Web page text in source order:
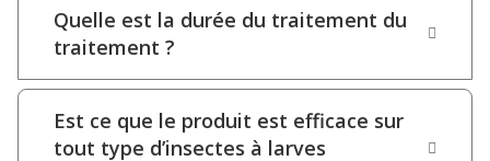
Quelle est la durée du traitement du
traitement ?
Est ce que le produit est efficace sur
tout type d’insectes à larves